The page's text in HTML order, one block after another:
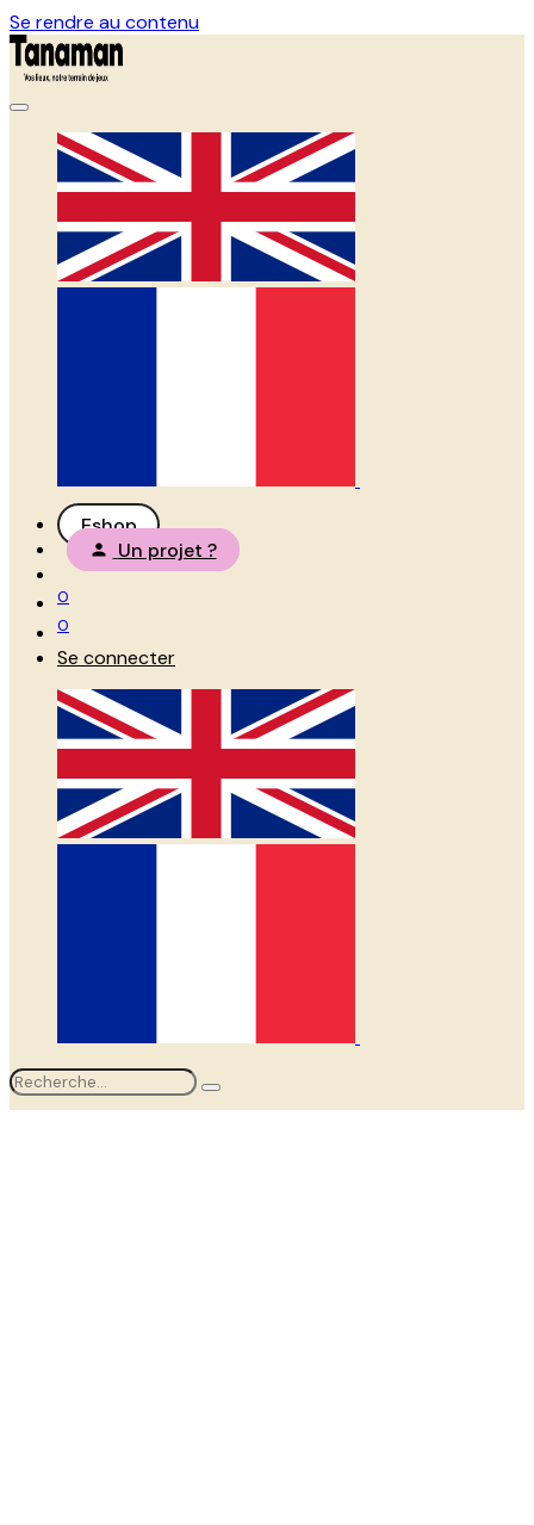
Se rendre au contenu
Eshop
Un projet ?
0
0
Se connecter